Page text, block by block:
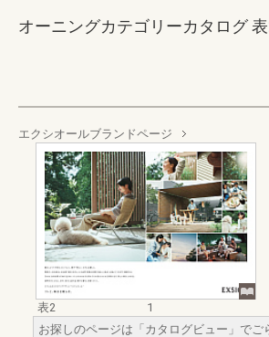
オーニングカテゴリーカタログ
エクシオールブランドページ
表2
1
お探しのページは「カタログビュー」でご